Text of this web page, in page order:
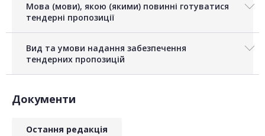
Мова (мови), якою (якими) повинні готуватися
тендерні пропозиції
Вид та умови надання забезпечення
тендерних пропозицій
Документи
Остання редакція